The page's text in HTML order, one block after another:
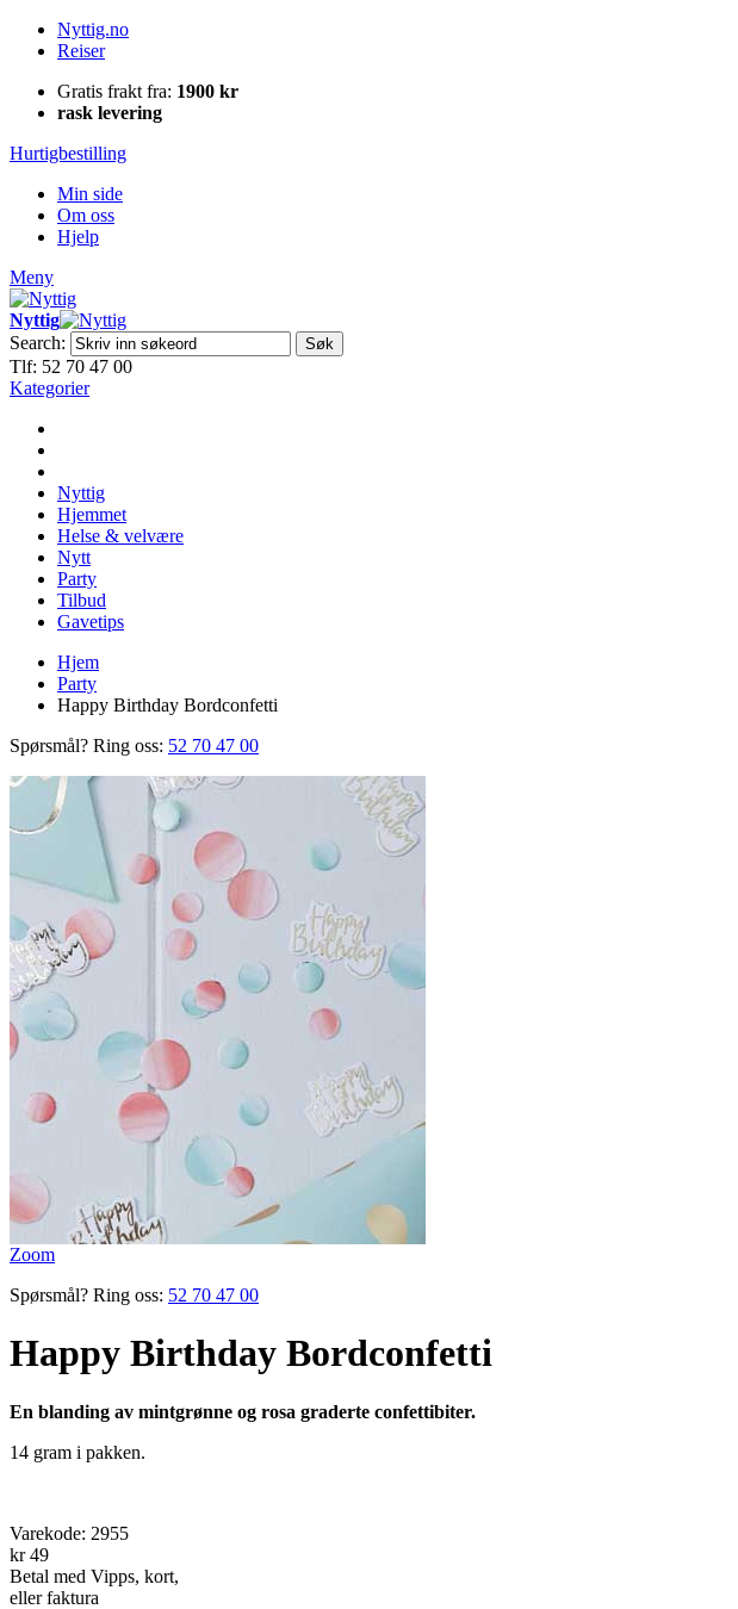
Nyttig.no
Reiser
Gratis frakt fra: 1900 kr
rask levering
Hurtigbestilling
Min side
Om oss
Hjelp
Meny
Nyttig
Search:
Søk
Tlf: 52 70 47 00
Kategorier
Nyttig
Hjemmet
Helse & velvære
Nytt
Party
Tilbud
Gavetips
Hjem
Party
Happy Birthday Bordconfetti
Spørsmål? Ring oss: 52 70 47 00
Zoom
Spørsmål? Ring oss: 52 70 47 00
Happy Birthday Bordconfetti
En blanding av mintgrønne og rosa graderte confettibiter.
14 gram i pakken.
Varekode: 2955
kr 49
Betal med Vipps, kort,
eller faktura